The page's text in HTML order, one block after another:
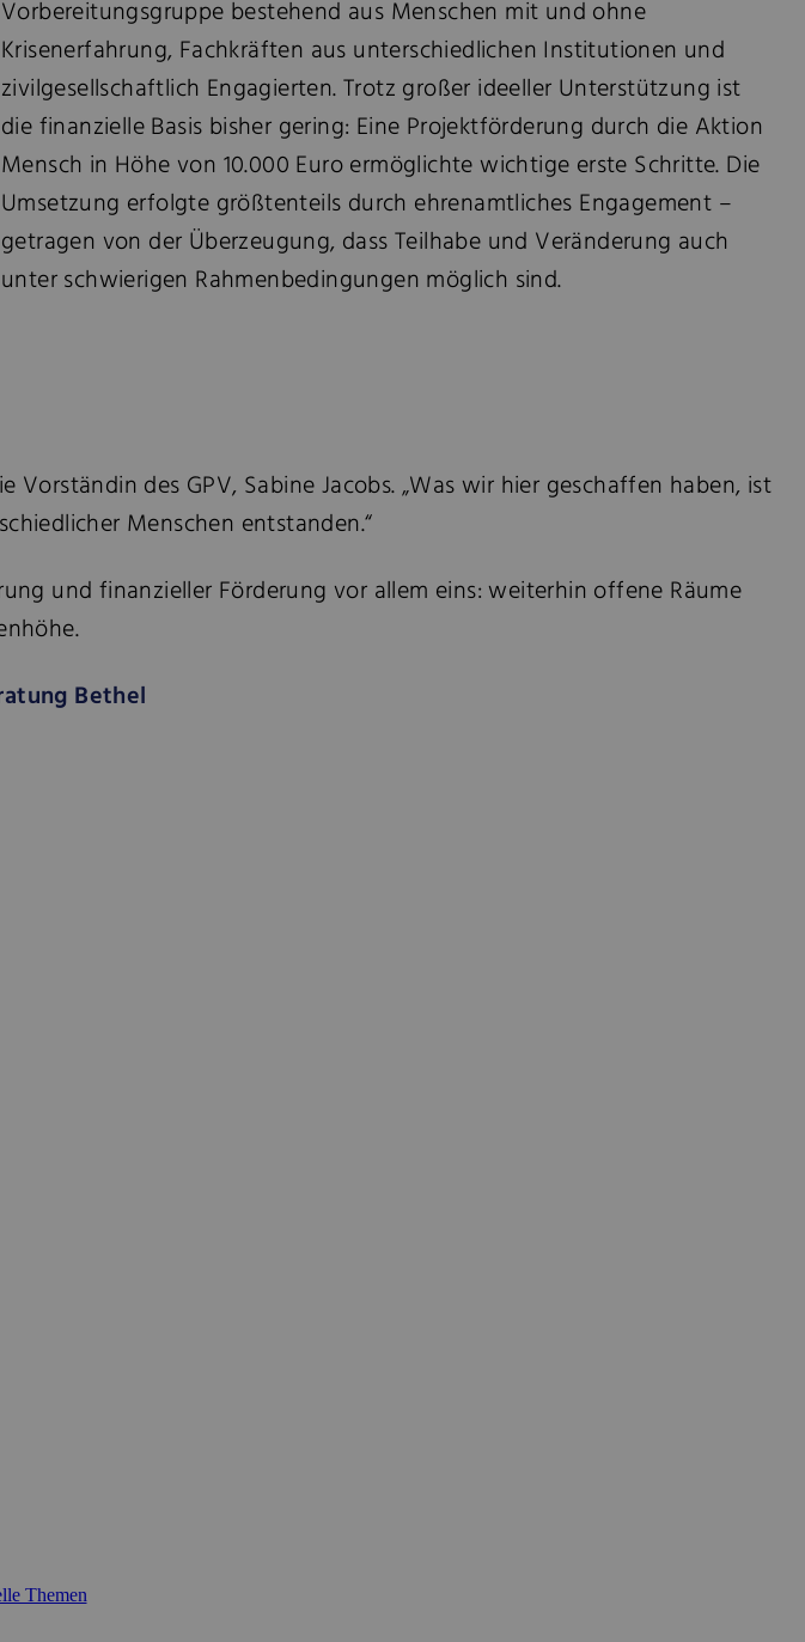
Vorbereitungsgruppe bestehend aus Menschen mit und ohne
Krisenerfahrung, Fachkräften aus unterschiedlichen Institutionen und
zivilgesellschaftlich Engagierten. Trotz großer ideeller Unterstützung ist
die finanzielle Basis bisher gering: Eine Projektförderung durch die Aktion
Mensch in Höhe von 10.000 Euro ermöglichte wichtige erste Schritte. Die
Umsetzung erfolgte größtenteils durch ehrenamtliches Engagement –
getragen von der Überzeugung, dass Teilhabe und Veränderung auch
unter schwierigen Rahmenbedingungen möglich sind.
des GPV, Sabine Jacobs. „Was wir hier geschaffen haben, ist
Menschen entstanden.“
und finanzieller Förderung vor allem eins: weiterhin offene Räume
Bethel
Themen